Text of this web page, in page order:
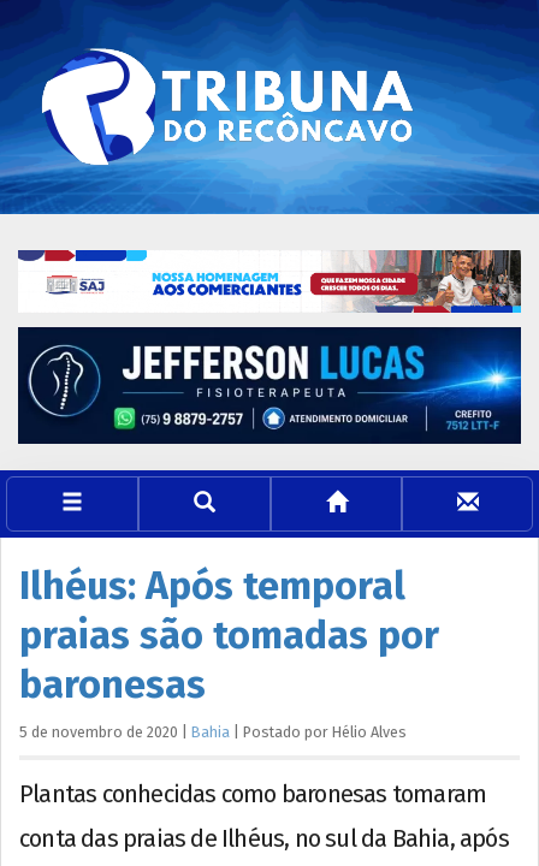
Ilhéus: Após temporal
praias são tomadas por
baronesas
5 de novembro de 2020 Bahia Postado por Hélio Alves
Plantas conhecidas como baronesas tomaram
conta das praias de Ilhéus, no sul da Bahia, após